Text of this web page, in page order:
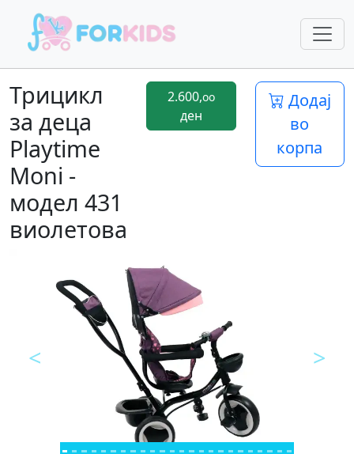
Трицикл
за деца
Playtime
Moni -
модел 431
виолетова
2.600,oo
ден
Додај
во
корпа
<Предходно >